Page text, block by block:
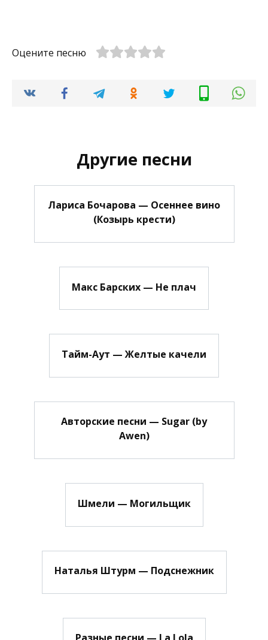
Оцените песню
Другие песни
Лариса Бочарова — Осеннее вино
(Козырь крести)
Макс Барских — Не плач
Тайм-Аут — Желтые качели
Авторские песни — Sugar (by
Awen)
Шмели — Могильщик
Наталья Штурм — Подснежник